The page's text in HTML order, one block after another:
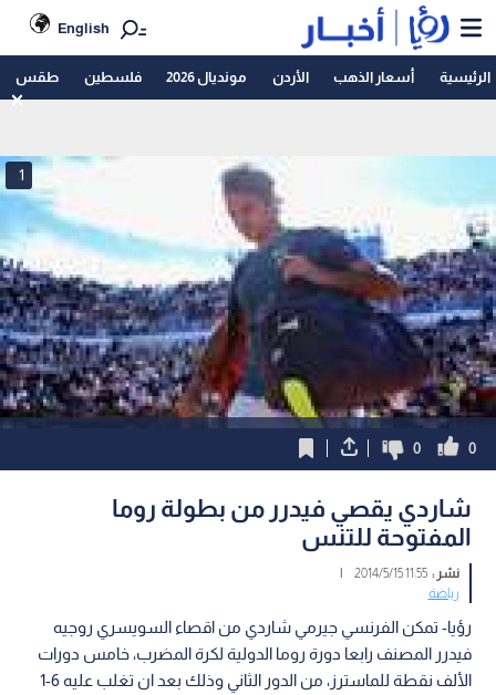
English
الرئيسية أسعار الذهب الأردن مونديال 2026 فلسطين طقس
1
0
0
شاردي يقصي فيدرر من بطولة روما
المفتوحة للتنس
نشر :11:55 2014/5/15
|
رياضة
رؤيا- تمكن الفرنسي جيرمي شاردي من اقصاء السويسري روجيه
فيدرر المصنف رابعا دورة روما الدولية لكرة المضرب، خامس دورات
الألف نقطة للماسترز، من الدور الثاني وذلك بعد ان تغلب عليه 6-1